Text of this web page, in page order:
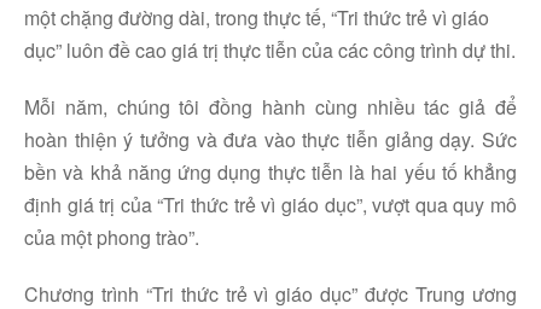
một chặng đường dài, trong thực tế, “Tri thức trẻ vì giáo
dục” luôn đề cao giá trị thực tiễn của các công trình dự thi.
Mỗi năm, chúng tôi đồng hành cùng nhiều tác giả để
hoàn thiện ý tưởng và đưa vào thực tiễn giảng dạy. Sức
bền và khả năng ứng dụng thực tiễn là hai yếu tố khẳng
định giá trị của “Tri thức trẻ vì giáo dục”, vượt qua quy mô
của một phong trào”.
Chương trình “Tri thức trẻ vì giáo dục” được Trung ương